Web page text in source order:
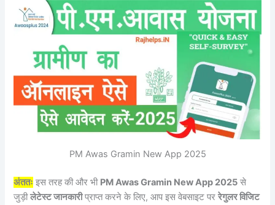
PM Awas Gramin New App 2025
अंततः इस तरह की और भी PM Awas Gramin New App 2025 से
जुड़ीलेटेस्ट जानकारीप्राप्त करने के लिए, आप इस वेबसाइट पररेगुलर विजिट